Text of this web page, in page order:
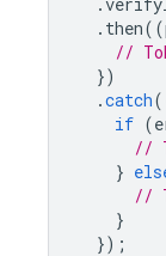
. then((
//
})
.catch
if (
//
}
//
}
});